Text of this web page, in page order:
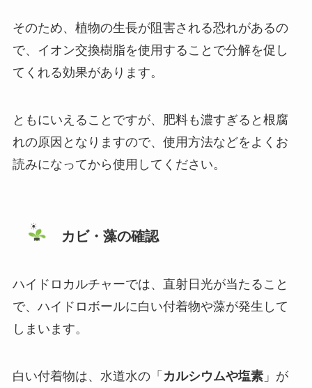
そのため、植物の生長が阻害される恐れがあるの
で、イオン交換樹脂を使用することで分解を促し
てくれる効果があります。
ともにいえることですが、肥料も濃すぎると根腐
れの原因となりますので、使用方法などをよくお
読みになってから使用してください。
カビ・藻の確認
ハイドロカルチャーでは、直射日光が当たること
で、ハイドロボールに白い付着物や藻が発生して
しまいます。
白い付着物は、水道水の「 カルシウムや塩素」が